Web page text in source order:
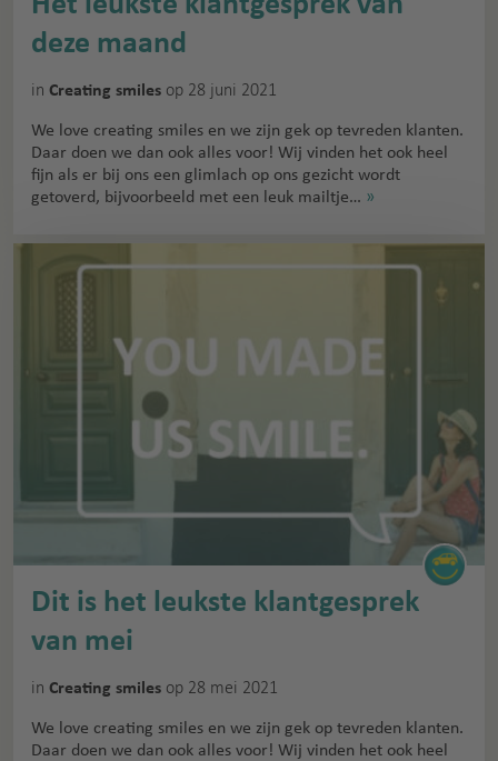
deze maand
in Creating smiles op 28 juni 2021
We love creating smiles en we zijn gek op tevreden klanten.
Daar doen we dan ook alles voor! Wij vinden het ook heel
fijn als er bij ons een glimlach op ons gezicht wordt
getoverd, bijvoorbeeld met een leuk mailtje… »
Dit is het leukste klantgesprek
van mei
in Creating smiles op 28 mei 2021
We love creating smiles en we zijn gek op tevreden klanten.
Daar doen we dan ook alles voor! Wij vinden het ook heel